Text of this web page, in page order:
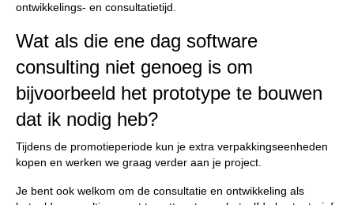
ontwikkelings- en consultatietijd.
Wat als die ene dag software
consulting niet genoeg is om
bijvoorbeeld het prototype te bouwen
dat ik nodig heb?
Tijdens de promotieperiode kun je extra verpakkingseenheden
kopen en werken we graag verder aan je project.
Je bent ook welkom om de consultatie en ontwikkeling als